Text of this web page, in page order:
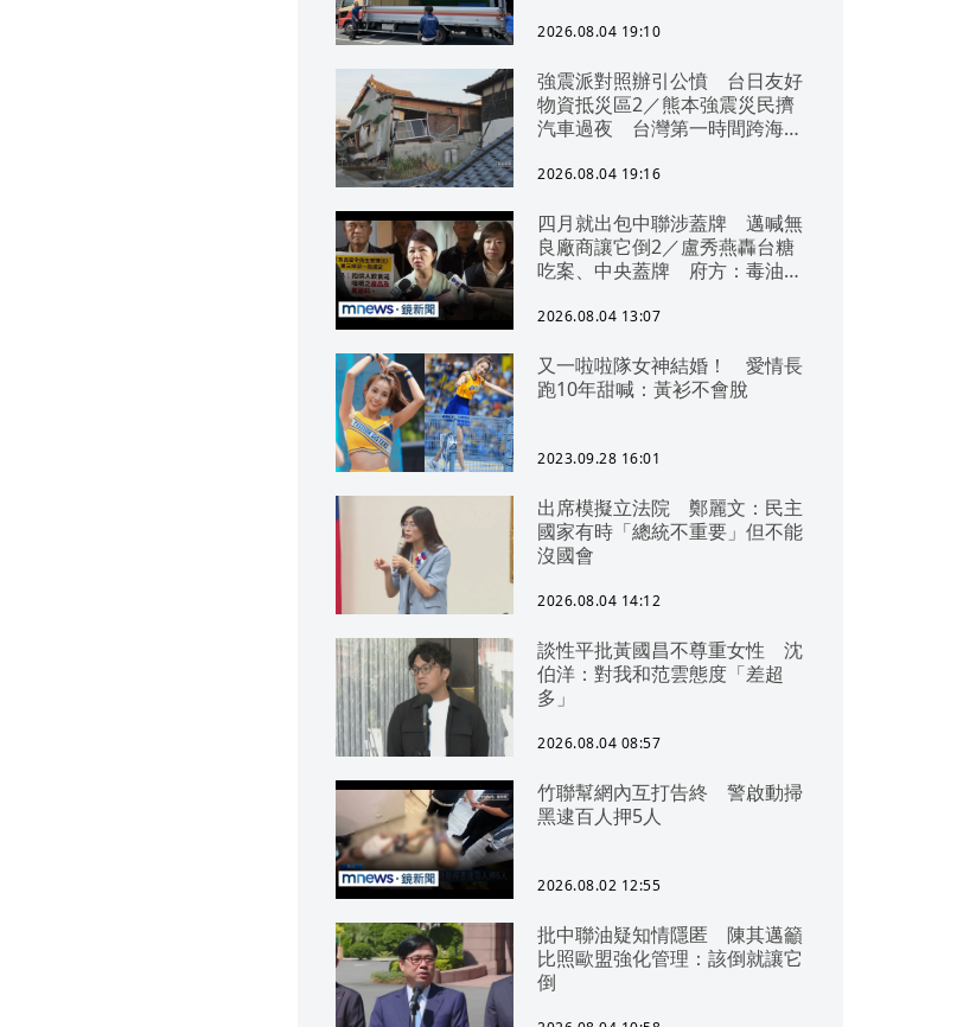
2026.08.04 19:10
強震派對照辦引公憤 台日友好
物資抵災區2／熊本強震災民擠
汽車過夜 台灣第一時間跨海急
2026.08.04 19:16
四月就出包中聯涉蓋牌 邁喊無
良廠商讓它倒2／盧秀燕轟台糖
吃案、中央蓋牌 府方：毒油一
2026.08.04 13:07
又一啦啦隊女神結婚！ 愛情長
跑10年甜喊：黃衫不會脫
2023.09.28 16:01
出席模擬立法院 鄭麗文：民主
國家有時「總統不重要」但不能
沒國會
2026.08.04 14:12
談性平批黃國昌不尊重女性 沈
伯洋：對我和范雲態度「差超
多」
2026.08.04 08:57
竹聯幫網內互打告終 警啟動掃
黑逮百人押5人
2026.08.02 12:55
批中聯油疑知情隱匿 陳其邁籲
比照歐盟強化管理：該倒就讓它
倒